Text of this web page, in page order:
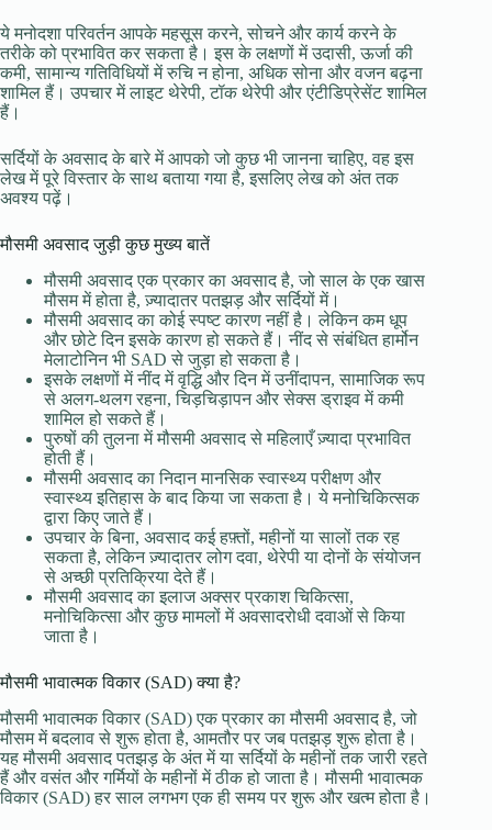
ये मनोदशा परिवर्तन आपके महसूस करने, सोचने और कार्य करने के
तरीके को प्रभावित कर सकता है। इस के लक्षणों में उदासी, ऊर्जा की
कमी, सामान्य गतिविधियों में रुचि न होना, अधिक सोना और वजन बढ़ना
शामिल हैं। उपचार में लाइट थेरेपी, टॉक थेरेपी और एंटीडिप्रेसेंट शामिल
हैं।
सर्दियों के अवसाद के बारे में आपको जो कुछ भी जानना चाहिए, वह इस
लेख में पूरे विस्तार के साथ बताया गया है, इसलिए लेख को अंत तक
अवश्य पढ़ें।
मौसमी अवसाद जुड़ी कुछ मुख्य बातें
मौसमी अवसाद एक प्रकार का अवसाद है, जो साल के एक खास
मौसम में होता है, ज़्यादातर पतझड़ और सर्दियों में।
मौसमी अवसाद का कोई स्पष्ट कारण नहीं है। लेकिन कम धूप
और छोटे दिन इसके कारण हो सकते हैं। नींद से संबंधित हार्मोन
मेलाटोनिन भी SAD से जुड़ा हो सकता है।
इसके लक्षणों में नींद में वृद्धि और दिन में उनींदापन, सामाजिक रूप
से अलग-थलग रहना, चिड़चिड़ापन और सेक्स ड्राइव में कमी
शामिल हो सकते हैं।
पुरुषों की तुलना में मौसमी अवसाद से महिलाएँ ज़्यादा प्रभावित
होती हैं।
मौसमी अवसाद का निदान मानसिक स्वास्थ्य परीक्षण और
स्वास्थ्य इतिहास के बाद किया जा सकता है। ये मनोचिकित्सक
द्वारा किए जाते हैं।
उपचार के बिना, अवसाद कई हफ़्तों, महीनों या सालों तक रह
सकता है, लेकिन ज़्यादातर लोग दवा, थेरेपी या दोनों के संयोजन
से अच्छी प्रतिक्रिया देते हैं।
मौसमी अवसाद का इलाज अक्सर प्रकाश चिकित्सा,
मनोचिकित्सा और कुछ मामलों में अवसादरोधी दवाओं से किया
जाता है।
मौसमी भावात्मक विकार (SAD) क्या है?
मौसमी भावात्मक विकार (SAD) एक प्रकार का मौसमी अवसाद है, जो
मौसम में बदलाव से शुरू होता है, आमतौर पर जब पतझड़ शुरू होता है।
यह मौसमी अवसाद पतझड़ के अंत में या सर्दियों के महीनों तक जारी रहते
हैं और वसंत और गर्मियों के महीनों में ठीक हो जाता है। मौसमी भावात्मक
विकार (SAD) हर साल लगभग एक ही समय पर शुरू और खत्म होता है।